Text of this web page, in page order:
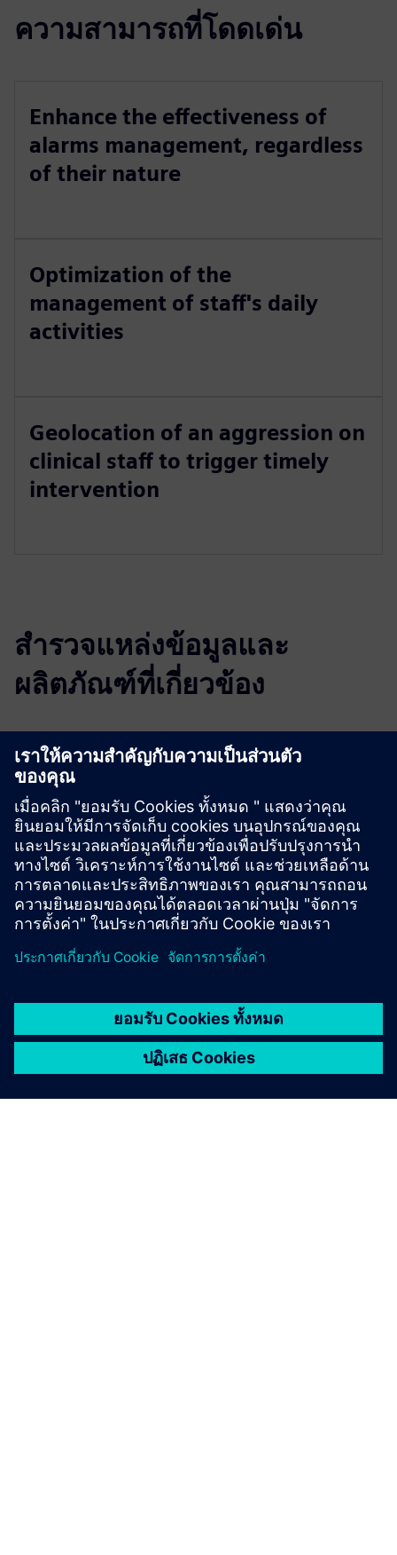
ความสามารถที่โดดเด่น
Enhance the effectiveness of
alarms management, regardless
of their nature
Optimization of the
management of staff's daily
activities
Geolocation of an aggression on
clinical staff to trigger timely
intervention
สำรวจแหล่งข้อมูลและ
ผลิตภัณฑ์ที่เกี่ยวข้อง
ข้อมูลและแหล่งข้อมูลเพิ่มเติม
ascom - Myco4 product-sheet ITA
ascom Ofelia brochure
เงื่อนไขเบื้องต้น
Desigo CC & BlueGPS